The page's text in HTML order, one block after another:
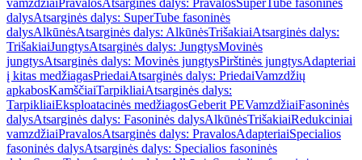
vamzdžiaiPravalosAtsarginės dalys: PravalosSuperTube fasoninės
dalysAtsarginės dalys: SuperTube fasoninės
dalysAlkūnėsAtsarginės dalys: AlkūnėsTrišakiaiAtsarginės dalys:
TrišakiaiJungtysAtsarginės dalys: JungtysMovinės
jungtysAtsarginės dalys: Movinės jungtysPirštinės jungtysAdapteriai
į kitas medžiagasPriedaiAtsarginės dalys: PriedaiVamzdžių
apkabosKamščiaiTarpikliaiAtsarginės dalys:
TarpikliaiEksploatacinės medžiagosGeberit PEVamzdžiaiFasoninės
dalysAtsarginės dalys: Fasoninės dalysAlkūnėsTrišakiaiRedukciniai
vamzdžiaiPravalosAtsarginės dalys: PravalosAdapteriaiSpecialios
fasoninės dalysAtsarginės dalys: Specialios fasoninės